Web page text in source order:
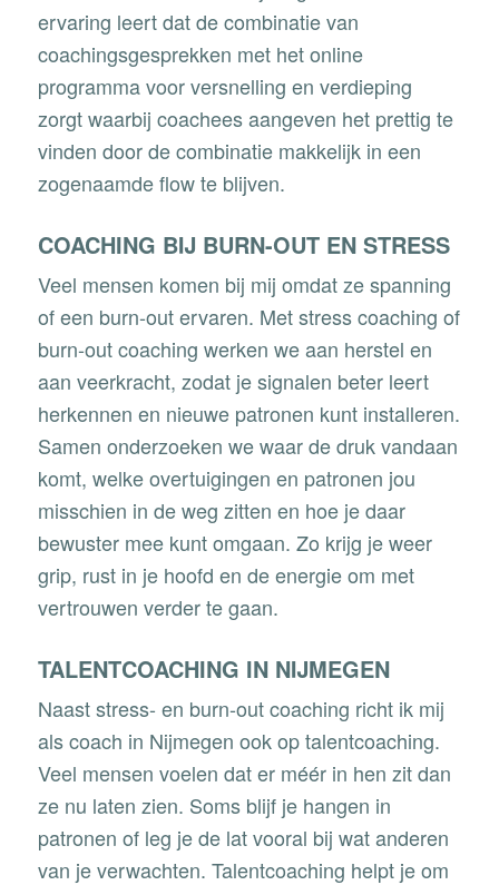
ervaring leert dat de combinatie van
coachingsgesprekken met het online
programma voor versnelling en verdieping
zorgt waarbij coachees aangeven het prettig te
vinden door de combinatie makkelijk in een
zogenaamde flow te blijven.
COACHING BIJ BURN-OUT EN STRESS
Veel mensen komen bij mij omdat ze spanning
of een burn-out ervaren. Met stress coaching of
burn-out coaching werken we aan herstel en
aan veerkracht, zodat je signalen beter leert
herkennen en nieuwe patronen kunt installeren.
Samen onderzoeken we waar de druk vandaan
komt, welke overtuigingen en patronen jou
misschien in de weg zitten en hoe je daar
bewuster mee kunt omgaan. Zo krijg je weer
grip, rust in je hoofd en de energie om met
vertrouwen verder te gaan.
TALENTCOACHING IN NIJMEGEN
Naast stress- en burn-out coaching richt ik mij
als coach in Nijmegen ook optalentcoaching.
Veel mensen voelen dat er méér in hen zit dan
ze nu laten zien. Soms blijf je hangen in
patronen of leg je de lat vooral bij wat anderen
van je verwachten. Talentcoaching helpt je om